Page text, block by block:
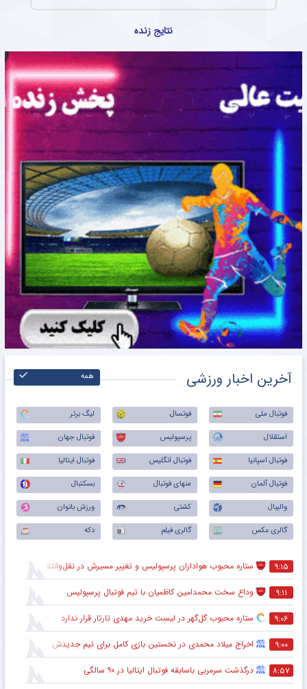
نتایج زنده
آخرین اخبار ورزشی همه
فوتبال ملی فوتسال
لیگ برتر
استقلال
پرسپولیس
فوتبال جهان
فوتبال اسپانیا
فوتبال انگلیس
فوتبال ایتالیا
فوتبال آلمان
منهای فوتبال
بسکتبال
والیبال
کشتی
ورزش بانوان
گالری عکس
گالری فیلم دکه
۹:۱۵ ستاره محبوب هواداران پرسپولیس و تغییر مسیرش در نقل‌وانتقالات
۹:۱۱ وداع سخت محمدامین کاظمیان با تیم فوتبال پرسپولیس
۹:۰۶ ستاره محبوب گل‌گهر در لیست خرید مهدی تارتار قرار ندارد
۹:۰۰ اخراج میلاد محمدی در نخستین بازی کامل برای تیم جدیدش
۸:۵۷ درگذشت سرمربی باسابقه فوتبال ایتالیا در ۹۰ سالگی